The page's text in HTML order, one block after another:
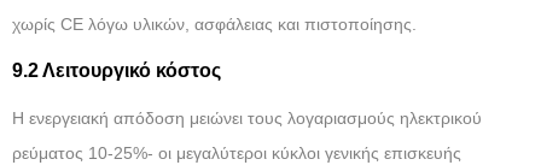
χωρίς CE λόγω υλικών, ασφάλειας και πιστοποίησης.
9.2 Λειτουργικό κόστος
Η ενεργειακή απόδοση μειώνει τους λογαριασμούς ηλεκτρικού
ρεύματος 10-25%- οι μεγαλύτεροι κύκλοι γενικής επισκευής